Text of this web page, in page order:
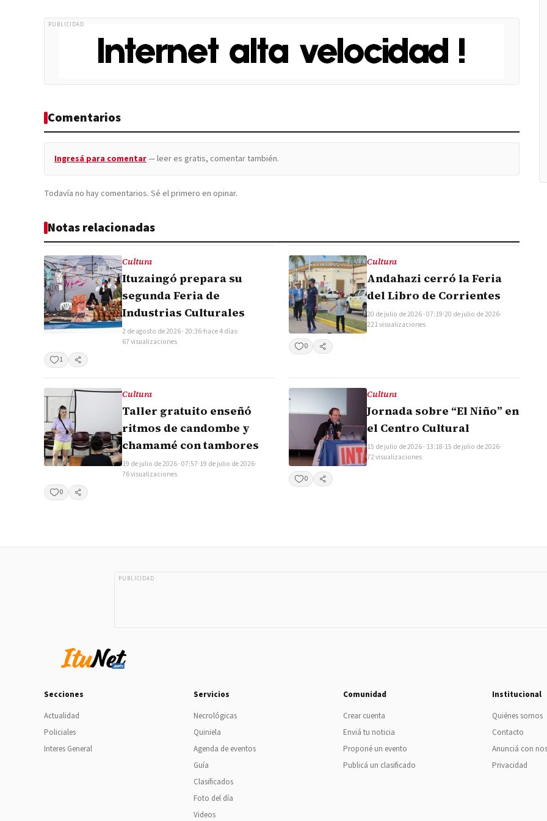
PUBLICIDAD
Comentarios
Ingresá para comentar— leer es gratis, comentar también.
Todavía no hay comentarios. Sé el primero en opinar.
Notas relacionadas
Cultura
Ituzaingó prepara su
segunda Feria de
Industrias Culturales
2 de agosto de 2026 · 20:36·hace 4 días·
67 visualizaciones
1
Compartir
Cultura
Andahazi cerró la Feria
del Libro de Corrientes
20 de julio de 2026 · 07:19·20 de julio de 2026·
221 visualizaciones
0 Compartir
Cultura
Taller gratuito enseñó
ritmos de candombe y
chamamé con tambores
19 de julio de 2026 · 07:57·19 de julio de 2026·
76 visualizaciones
0
Compartir
Cultura
Jornada sobre “El Niño” en
el Centro Cultural
15 de julio de 2026 · 13:18·15 de julio de 2026·
72 visualizaciones
0 Compartir
PUBLICIDAD
Secciones
Actualidad
Policiales
Interes General
Servicios
Necrológicas
Quiniela
Agenda de eventos
Guía
Clasificados
Foto del día
Videos
Comunidad
Crear cuenta
Enviá tu noticia
Proponé un evento
Publicá un clasificado
Institucional
Quiénes somos
Contacto
Anunciá con
Privacidad